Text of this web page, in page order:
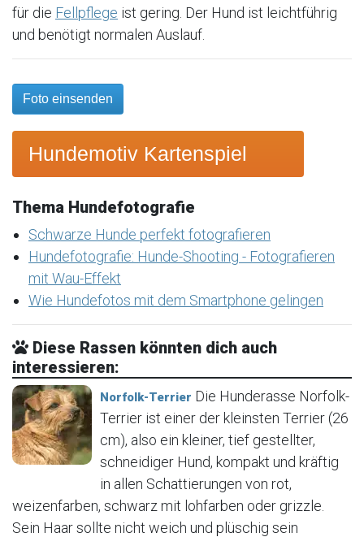
für die Fellpflege ist gering. Der Hund ist leichtführig
und benötigt normalen Auslauf.
Foto einsenden
Hundemotiv Kartenspiel
Thema Hundefotografie
Schwarze Hunde perfekt fotografieren
Hundefotografie: Hunde-Shooting - Fotografieren
mit Wau-Effekt
Wie Hundefotos mit dem Smartphone gelingen
Diese Rassen könnten dich auch
interessieren:
Norfolk-Terrier Die Hunderasse Norfolk-
Terrier ist einer der kleinsten Terrier (26
cm), also ein kleiner, tief gestellter,
schneidiger Hund, kompakt und kräftig
in allen Schattierungen von rot,
weizenfarben, schwarz mit lohfarben oder grizzle.
Sein Haar sollte nicht weich und plüschig sein